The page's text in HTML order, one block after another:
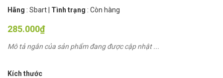
Hãng : Sbart Tình trạng : Còn hàng
285.000₫
Mô tả ngắn của sản phẩm đang được cập nhật ...
Kích thước